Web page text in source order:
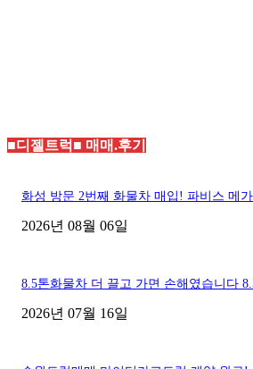
■디젤트럭■ 매매.후기
화성 방문 2번째 화물차 매입! 파비스 메
2026년 08월 06일
8.5톤화물차 더 끌고 가면 손해였습니다
2026년 07월 16일